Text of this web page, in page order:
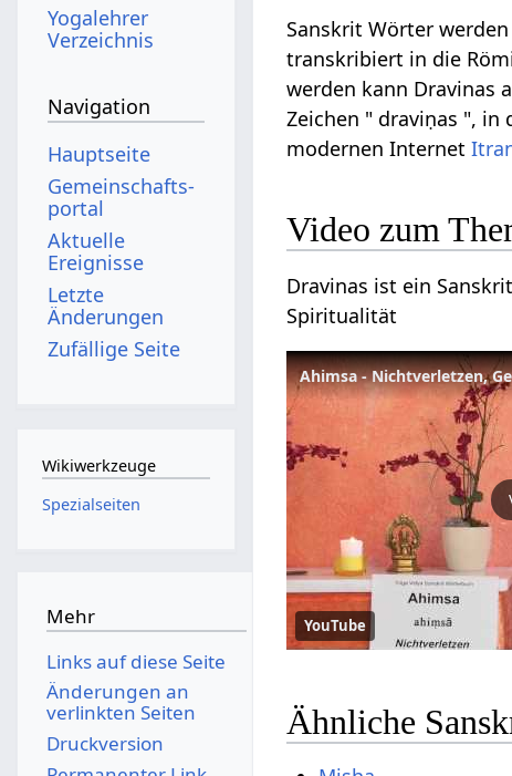
Sanskrit Wörter
transkribiert in die
werden kann Dravinas
Zeichen " draviṇas ", in
modernen Internet
Video zum
Dravinas ist ein
Spiritualität
Ahimsa - Nichtverletzen,
YouTube
Ähnliche
Yogalehrer
Verzeichnis
Navigation
Hauptseite
Gemeinschafts­
portal
Aktuelle
Ereignisse
Letzte
Änderungen
Zufällige Seite
Wikiwerkzeuge
Spezialseiten
Mehr
Links auf diese Seite
Änderungen an
verlinkten Seiten
Druckversion